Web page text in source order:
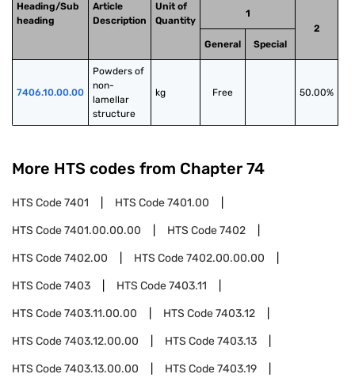
Heading/Sub
heading
Article
Description
Unit of
Quantity
1
2
General
Special
7406.10.00.00
Powders of
non-
lamellar
structure
kg Free 50.00%
More HTS codes from Chapter 74
HTS Code7401 HTS Code7401.00
HTS Code7401.00.00.00 HTS Code7402
HTS Code7402.00 HTS Code7402.00.00.00
HTS Code7403 HTS Code7403.11
HTS Code7403.11.00.00 HTS Code7403.12
HTS Code7403.12.00.00 HTS Code7403.13
HTS Code7403.13.00.00 HTS Code7403.19